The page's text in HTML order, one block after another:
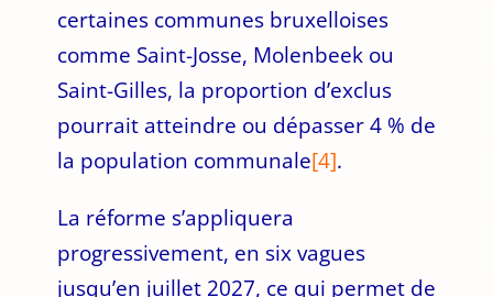
certaines communes bruxelloises
comme Saint-Josse, Molenbeek ou
Saint-Gilles, la proportion d’exclus
pourrait atteindre ou dépasser 4 % de
la population communale[4].
La réforme s’appliquera
progressivement, en six vagues
jusqu’en juillet 2027, ce qui permet de